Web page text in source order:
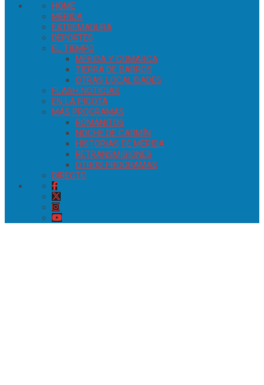
HOME
MÉRIDA
EXTREMADURA
DEPORTES
EL TIEMPO
MÉRIDA Y COMARCA
TIERRA DE BARROS
OTRAS LOCALIDADES
FLASH NOTICIAS
EN LA PICOTA
MÁS PROGRAMAS
ROMANITOS
NOCHE DE CARMÍN
HISTORIAS DE MÉRIDA
RETRANSMISIONES
OTROS PROGRAMAS
DIRECTO